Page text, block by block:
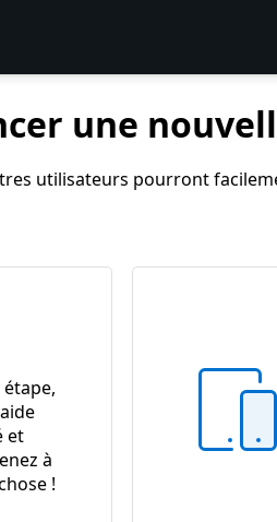
une
utilisateurs pourront
et
à
!